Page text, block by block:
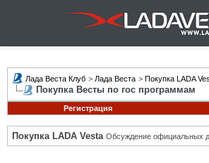
Лада Веста Клуб > Лада Веста > Покупка LADA
Покупка Весты по гос программам
Регистрация
Покупка LADA Vesta Обсуждение официальных